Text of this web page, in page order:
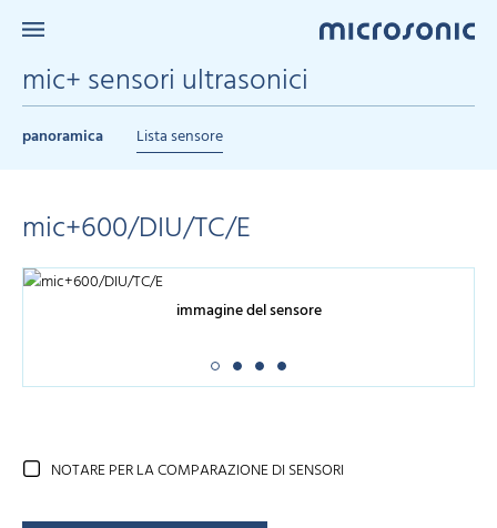
mic+ sensori ultrasonici
panoramica Lista sensore
mic+600/DIU/TC/E
immagine del sensore
NOTARE PER LA COMPARAZIONE DI SENSORI